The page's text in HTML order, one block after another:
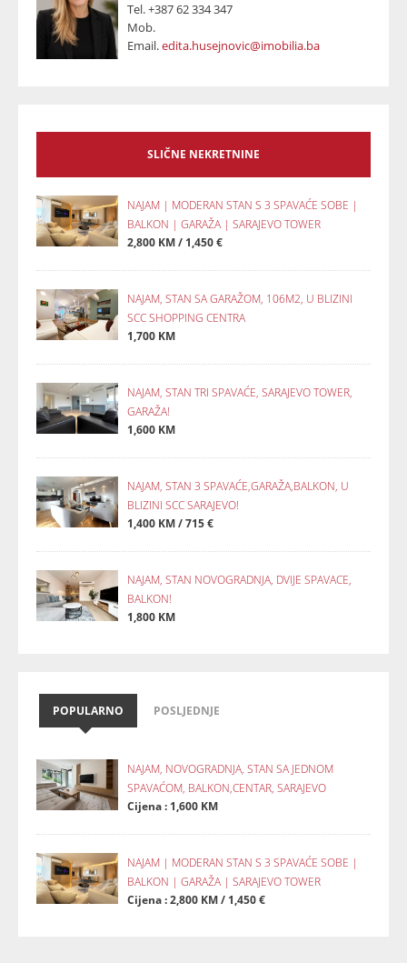
Tel.+387 62 334 347
Mob.
Email.edita.husejnovic@imobilia.ba
SLIČNE NEKRETNINE
NAJAM | MODERAN STAN S 3 SPAVAĆE SOBE |
BALKON | GARAŽA | SARAJEVO TOWER
2,800 KM / 1,450 €
NAJAM, STAN SA GARAŽOM, 106M2, U BLIZINI
SCC SHOPPING CENTRA
1,700 KM
NAJAM, STAN TRI SPAVAĆE, SARAJEVO TOWER,
GARAŽA!
1,600 KM
NAJAM, STAN 3 SPAVAĆE,GARAŽA,BALKON, U
BLIZINI SCC SARAJEVO!
1,400 KM / 715 €
NAJAM, STAN NOVOGRADNJA, DVIJE SPAVACE,
BALKON!
1,800 KM
POPULARNO POSLJEDNJE
NAJAM, NOVOGRADNJA, STAN SA JEDNOM
SPAVAĆOM, BALKON,CENTAR, SARAJEVO
Cijena : 1,600 KM
NAJAM | MODERAN STAN S 3 SPAVAĆE SOBE |
BALKON | GARAŽA | SARAJEVO TOWER
Cijena : 2,800 KM / 1,450 €